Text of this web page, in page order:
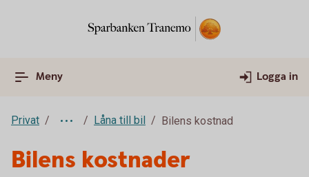
Meny Logga in
Privat Låna till bil Bilens kostnad
Bilens kostnader